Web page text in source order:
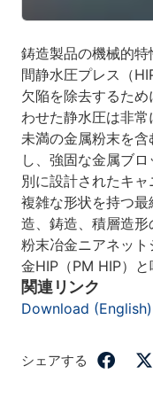
鋳造製品の機械的
間静水圧プレス（
欠陥を除去するた
わせた静水圧は非
未満の金属粉末を
し、強固な金属ブ
別に設計されたキ
複雑な形状を持つ
造、鋳造、積層造
粉末冶金ニアネッ
金HIP（PM HIP）と
関連リンク
Download (English)
シェアする